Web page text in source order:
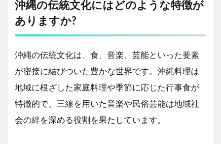
沖縄の伝統文化にはどのような特徴が
ありますか?
沖縄の伝統文化は、食、音楽、芸能といった要素
が密接に結びついた豊かな世界です。沖縄料理は
地域に根ざした家庭料理や季節に応じた行事食が
特徴的で、三線を用いた音楽や民俗芸能は地域社
会の絆を深める役割を果たしています。